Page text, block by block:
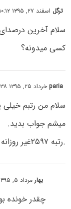
ترگل اسفند ۲۷, ۱۳۹۵ at ۱۰:۱۲ ب٫ظ
سلام آخرین درصدای
کسی میدونه؟
pariaخرداد ۲۵, ۱۳۹۵ at ۶:۳۸ ب٫ظ
سلام من رتبم خیلی
میشم جواب بدید.
.رتبه ۲۵۹۷غیر روزانه
بهارمرداد ۵, ۱۳۹۵ at ۱۲:۵۲ ب٫ظ
چقدر خونده